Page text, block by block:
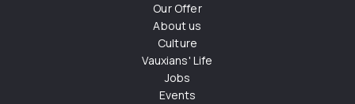
Our Offer
About us
Culture
Vauxians' Life
Jobs
Events